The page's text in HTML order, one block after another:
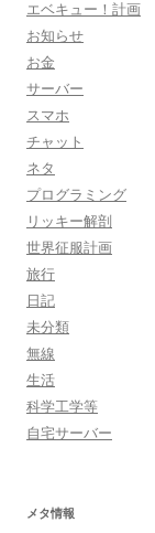
エベキュー！計画
お知らせ
お金
サーバー
スマホ
チャット
ネタ
プログラミング
リッキー解剖
世界征服計画
旅行
日記
未分類
無線
生活
科学工学等
自宅サーバー
メタ情報